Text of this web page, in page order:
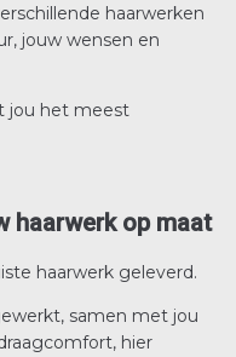
haarwerken
jouw wensen en
jou het meest
haarwerk op maat
haarwerk geleverd.
samen met jou
hier